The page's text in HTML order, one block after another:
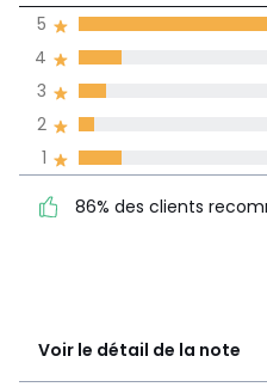
4 3
5
Voir le détail de la note
1
2
3
4
5
86% des clients